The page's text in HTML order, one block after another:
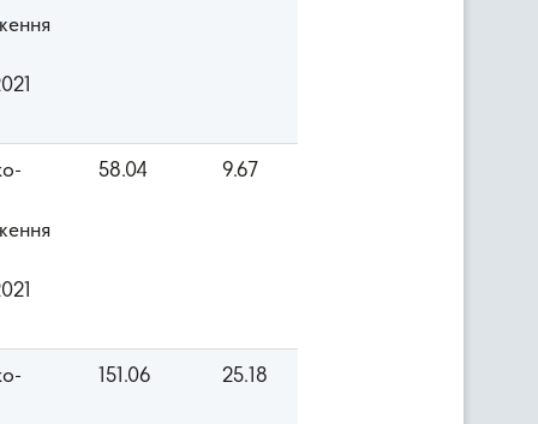
58.04 9.67
151.06 25.18